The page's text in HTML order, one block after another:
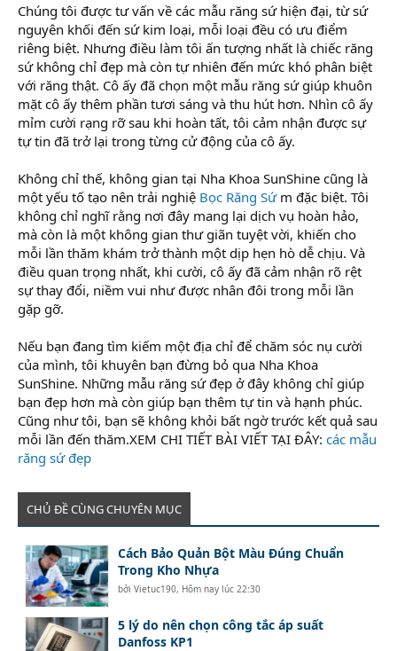
Chúng tôi được tư vấn về các mẫu răng sứ hiện đại, từ sứ
nguyên khối đến sứ kim loại, mỗi loại đều có ưu điểm
riêng biệt. Nhưng điều làm tôi ấn tượng nhất là chiếc răng
sứ không chỉ đẹp mà còn tự nhiên đến mức khó phân biệt
với răng thật. Cô ấy đã chọn một mẫu răng sứ giúp khuôn
mặt cô ấy thêm phần tươi sáng và thu hút hơn. Nhìn cô ấy
mỉm cười rạng rỡ sau khi hoàn tất, tôi cảm nhận được sự
tự tin đã trở lại trong từng cử động của cô ấy.
Không chỉ thế, không gian tại Nha Khoa SunShine cũng là
một yếu tố tạo nên trải nghiệ Bọc Răng Sứm đặc biệt. Tôi
không chỉ nghĩ rằng nơi đây mang lại dịch vụ hoàn hảo,
mà còn là một không gian thư giãn tuyệt vời, khiến cho
mỗi lần thăm khám trở thành một dịp hẹn hò dễ chịu. Và
điều quan trọng nhất, khi cười, cô ấy đã cảm nhận rõ rệt
sự thay đổi, niềm vui như được nhân đôi trong mỗi lần
gặp gỡ.
Nếu bạn đang tìm kiếm một địa chỉ để chăm sóc nụ cười
của mình, tôi khuyên bạn đừng bỏ qua Nha Khoa
SunShine. Những mẫu răng sứ đẹp ở đây không chỉ giúp
bạn đẹp hơn mà còn giúp bạn thêm tự tin và hạnh phúc.
Cũng như tôi, bạn sẽ không khỏi bất ngờ trước kết quả sau
mỗi lần đến thăm.XEM CHI TIẾT BÀI VIẾT TẠI ĐÂY: các mẫu
răng sứ đẹp
CHỦ ĐỀ CÙNG CHUYÊN MỤC
Cách Bảo Quản Bột Màu Đúng Chuẩn
Trong Kho Nhựa
bởiVietuc190, Hôm nay lúc 22:30
5 lý do nên chọn công tắc áp suất
Danfoss KP1